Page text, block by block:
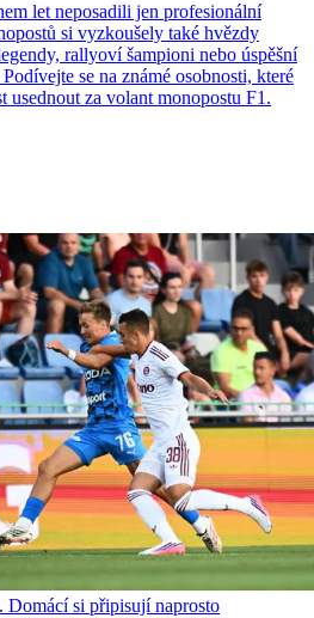
let neposadili jen profesionální
si vyzkoušely také hvězdy
rallyoví šampioni nebo úspěšní
se na známé osobnosti, které
usednout za volant monopostu F1.
Domácí si připisují naprosto